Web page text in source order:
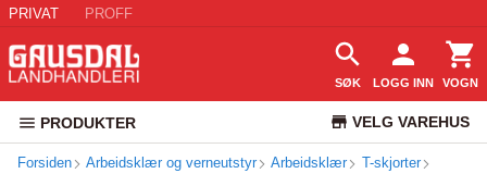
PRIVAT PROFF
SØK LOGG INN VOGN
PRODUKTER VELG VAREHUS
KUNDESERVICE
Forsiden Arbeidsklær og verneutstyr Arbeidsklær T-skjorter